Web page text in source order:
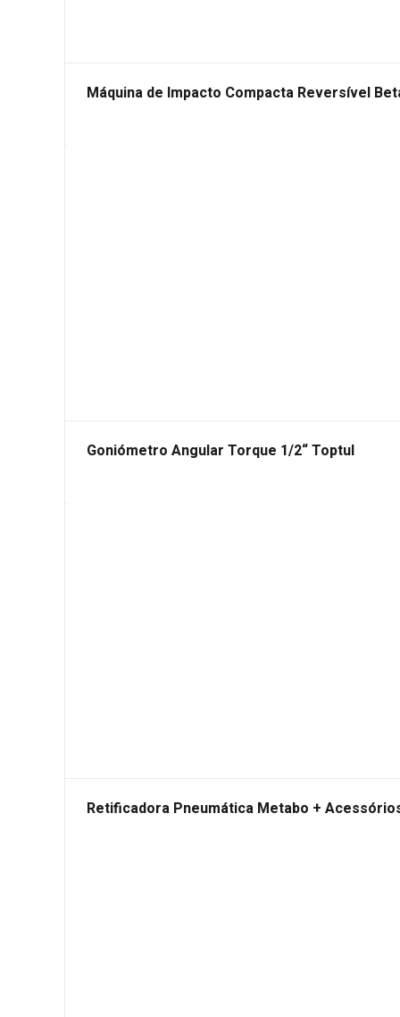
Máquina de Impacto Compacta Reversível
Goniómetro Angular Torque 1/2“ Toptul
Retificadora Pneumática Metabo +